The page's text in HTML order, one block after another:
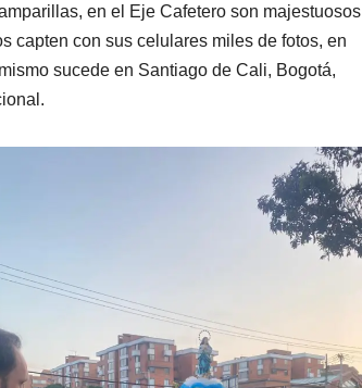
en el Eje Cafetero son majestuosos
capten con sus celulares miles de fotos, en
sucede en Santiago de Cali, Bogotá,